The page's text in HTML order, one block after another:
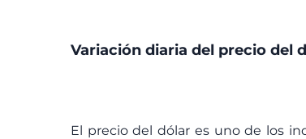
Variación diaria del precio del
El precio del dólar es uno de los